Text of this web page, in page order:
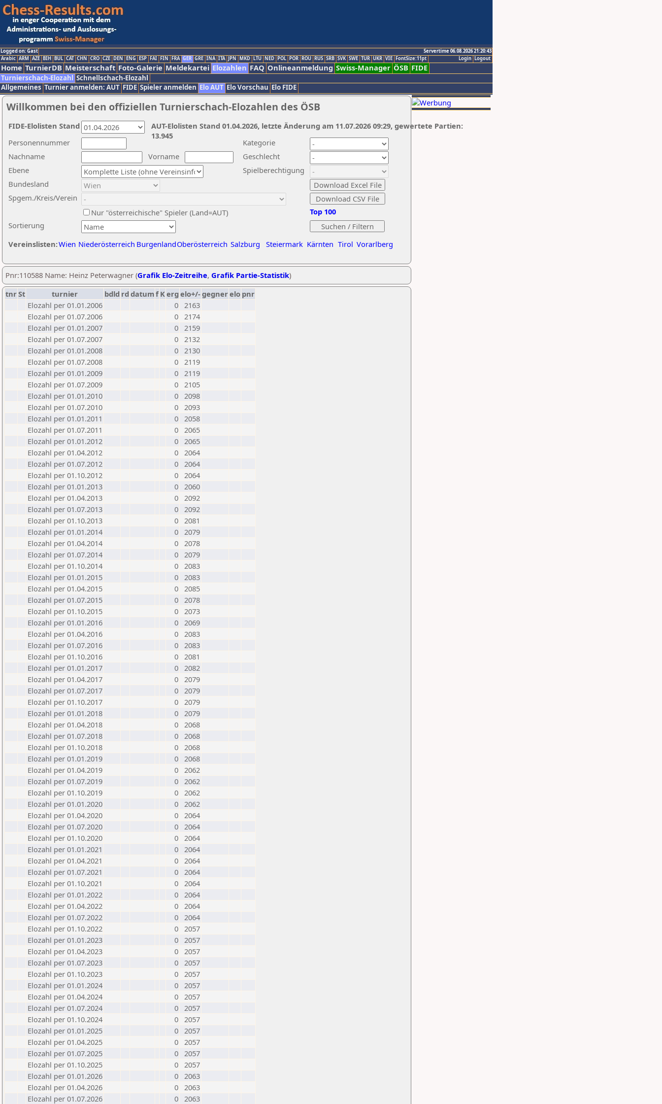
Logged on: Gast
Servertime 06.08.2026 21:20:43
Logout
Login
Arabic ARM AZE BIH BUL CAT CHN CRO CZE DEN ENG ESP FAI FIN FRA GER GRE INA ITA JPN MKD LTU NED POL POR ROU RUS SRB SVK SWE TUR UKR VIE FontSize:11pt
Home TurnierDB Meisterschaft Foto-Galerie Meldekartei Elozahlen FAQ Onlineanmeldung Swiss-Manager ÖSB FIDE
Turnierschach-Elozahl Schnellschach-Elozahl
Allgemeines Turnier anmelden: AUT FIDE Spieler anmelden Elo AUT Elo Vorschau Elo FIDE
Willkommen bei den offiziellen Turnierschach-Elozahlen des ÖSB
Nachname
Vorname
Ebene
Kategorie
Sortierung
Personennummer
Bundesland
Spgem./Kreis/Verein
Geschlecht
Nur "österreichische" Spieler (Land=AUT)
Spielberechtigung
Vereinslisten:Wien Niederösterreich BurgenlandOberösterreich Salzburg Steiermark Kärnten Tirol Vorarlberg
Top 100
AUT-Elolisten Stand 01.04.2026, letzte Änderung am 11.07.2026 09:29, gewertete Partien:
13.945
FIDE-Elolisten Stand
Pnr:110588 Name: Heinz Peterwagner (Grafik Elo-Zeitreihe, Grafik Partie-Statistik)
tnrSt turnier bdld rd datumf Kerg elo+/-gegnerelo pnr
Elozahl per 01.01.2006
0 2163
Elozahl per 01.07.2006
0 2174
Elozahl per 01.01.2007
0 2159
Elozahl per 01.07.2007
0 2132
Elozahl per 01.01.2008
0 2130
Elozahl per 01.07.2008
0 2119
Elozahl per 01.01.2009
0 2119
Elozahl per 01.07.2009
0 2105
Elozahl per 01.01.2010
0 2098
Elozahl per 01.07.2010
0 2093
Elozahl per 01.01.2011
0 2058
Elozahl per 01.07.2011
0 2065
Elozahl per 01.01.2012
0 2065
Elozahl per 01.04.2012
0 2064
Elozahl per 01.07.2012
0 2064
Elozahl per 01.10.2012
0 2064
Elozahl per 01.01.2013
0 2060
Elozahl per 01.04.2013
0 2092
Elozahl per 01.07.2013
0 2092
Elozahl per 01.10.2013
0 2081
Elozahl per 01.01.2014
0 2079
Elozahl per 01.04.2014
0 2078
Elozahl per 01.07.2014
0 2079
Elozahl per 01.10.2014
0 2083
Elozahl per 01.01.2015
0 2083
Elozahl per 01.04.2015
0 2085
Elozahl per 01.07.2015
0 2078
Elozahl per 01.10.2015
0 2073
Elozahl per 01.01.2016
0 2069
Elozahl per 01.04.2016
0 2083
Elozahl per 01.07.2016
0 2083
Elozahl per 01.10.2016
0 2081
Elozahl per 01.01.2017
0 2082
Elozahl per 01.04.2017
0 2079
Elozahl per 01.07.2017
0 2079
Elozahl per 01.10.2017
0 2079
Elozahl per 01.01.2018
0 2079
Elozahl per 01.04.2018
0 2068
Elozahl per 01.07.2018
0 2068
Elozahl per 01.10.2018
0 2068
Elozahl per 01.01.2019
0 2068
Elozahl per 01.04.2019
0 2062
Elozahl per 01.07.2019
0 2062
Elozahl per 01.10.2019
0 2062
Elozahl per 01.01.2020
0 2062
Elozahl per 01.04.2020
0 2064
Elozahl per 01.07.2020
0 2064
Elozahl per 01.10.2020
0 2064
Elozahl per 01.01.2021
0 2064
Elozahl per 01.04.2021
0 2064
Elozahl per 01.07.2021
0 2064
Elozahl per 01.10.2021
0 2064
Elozahl per 01.01.2022
0 2064
Elozahl per 01.04.2022
0 2064
Elozahl per 01.07.2022
0 2064
Elozahl per 01.10.2022
0 2057
Elozahl per 01.01.2023
0 2057
Elozahl per 01.04.2023
0 2057
Elozahl per 01.07.2023
0 2057
Elozahl per 01.10.2023
0 2057
Elozahl per 01.01.2024
0 2057
Elozahl per 01.04.2024
0 2057
Elozahl per 01.07.2024
0 2057
Elozahl per 01.10.2024
0 2057
Elozahl per 01.01.2025
0 2057
Elozahl per 01.04.2025
0 2057
Elozahl per 01.07.2025
0 2057
Elozahl per 01.10.2025
0 2057
Elozahl per 01.01.2026
0 2063
Elozahl per 01.04.2026
0 2063
Elozahl per 01.07.2026
0 2063